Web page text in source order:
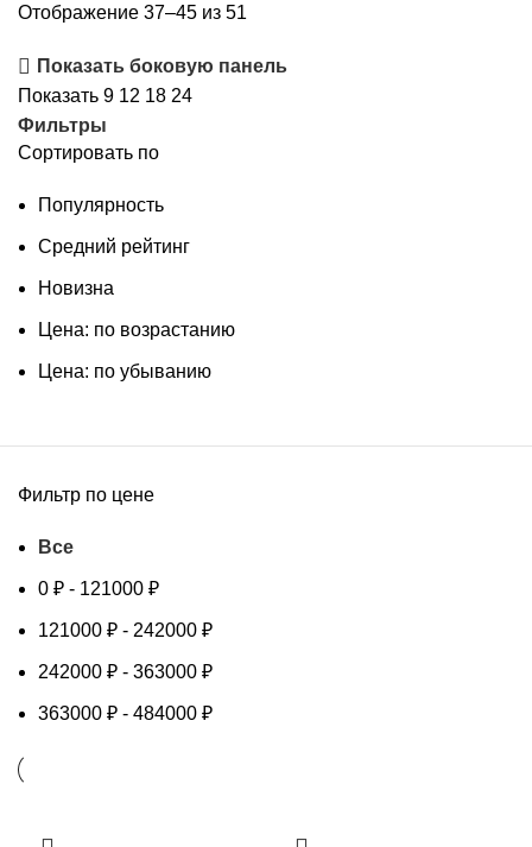
Отображение 37–45 из 51
возрастанию
Показать боковую панель
Показать 9 12 18 24
Фильтры
Сортировать по
Популярность
Средний рейтинг
Новизна
Цена: по возрастанию
Цена: по убыванию
Фильтр по цене
Все
0 ₽ - 121000 ₽
121000 ₽ - 242000 ₽
242000 ₽ - 363000 ₽
363000 ₽ - 484000 ₽